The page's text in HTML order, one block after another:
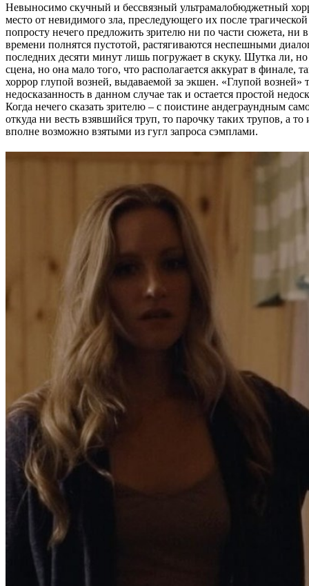
Невыносимо скучный и бессвязный ультрамалобюджетный
место от невидимого зла, преследующего их после
попросту нечего предложить зрителю ни по части сюжета, ни
времени полнятся пустотой, растягиваются неспешными
последних десяти минут лишь погружает в скуку. Шутка ли,
сцена, но она мало того, что располагается аккурат в финале,
хоррор глупой возней, выдаваемой за экшен. «Глупой возней»
недосказанность в данном случае так и остается простой
Когда нечего сказать зрителю – с поистине андеграундным
откуда ни весть взявшийся труп, то парочку таких трупов, а
вполне возможно взятыми из гугл запроса сэмплами.